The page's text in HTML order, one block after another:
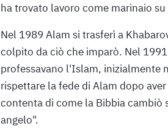
ha trovato lavoro come marinaio
Nel 1989 Alam si trasferì a
colpito da ciò che imparò. Nel
professavano l'Islam, inizialmente
rispettare la fede di Alam dopo
contenta di come la Bibbia cambiò
angelo".